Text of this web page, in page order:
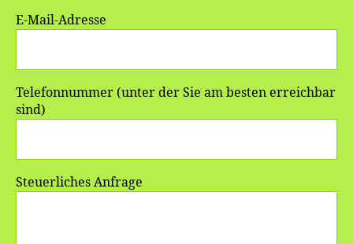
E-Mail-Adresse
Telefonnummer (unter der Sie am besten erreichbar
sind)
Steuerliches Anfrage